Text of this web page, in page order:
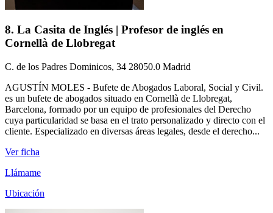
8. La Casita de Inglés | Profesor de inglés en
Cornellà de Llobregat
C. de los Padres Dominicos, 34 28050.0 Madrid
AGUSTÍN MOLES - Bufete de Abogados Laboral, Social y Civil.
es un bufete de abogados situado en Cornellà de Llobregat,
Barcelona, formado por un equipo de profesionales del Derecho
cuya particularidad se basa en el trato personalizado y directo con el
cliente. Especializado en diversas áreas legales, desde el derecho...
Ver ficha
Llámame
Ubicación